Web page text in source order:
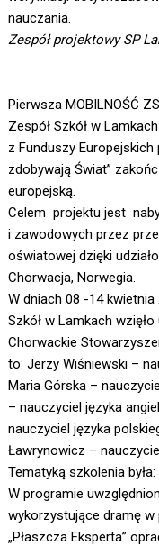
nauczania.
Zespół projektowy SP
Pierwsza MOBILNOŚĆ
Zespół Szkół w
z Funduszy
zdobywają Świat”
europejską.
Celem projektu jest
i zawodowych przez
oświatowej dzięki
Chorwacja, Norwegia.
W dniach 08 -14
Szkół w Lamkach
Chorwackie
to: Jerzy Wiśniewski –
Maria Górska –
– nauczyciel języka
nauczyciel języka
Ławrynowicz –
Tematyką szkolenia
W programie
wykorzystujące dramę
„Płaszcza Eksperta”